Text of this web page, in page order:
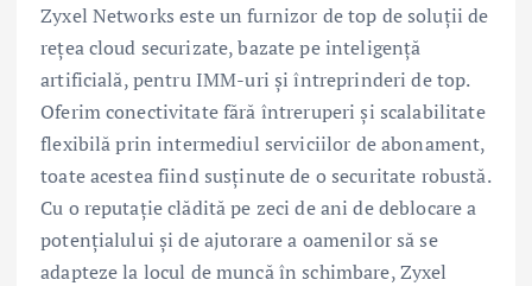
Zyxel Networks este un furnizor de top de soluții de
rețea cloud securizate, bazate pe inteligență
artificială, pentru IMM-uri și întreprinderi de top.
Oferim conectivitate fără întreruperi și scalabilitate
flexibilă prin intermediul serviciilor de abonament,
toate acestea fiind susținute de o securitate robustă.
Cu o reputație clădită pe zeci de ani de deblocare a
potențialului și de ajutorare a oamenilor să se
adapteze la locul de muncă în schimbare, Zyxel